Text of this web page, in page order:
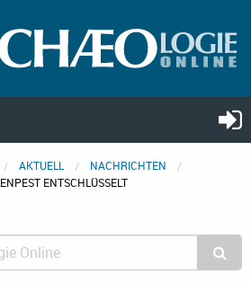
AKTUELL
NACHRICHTEN
ENTSCHLÜSSELT